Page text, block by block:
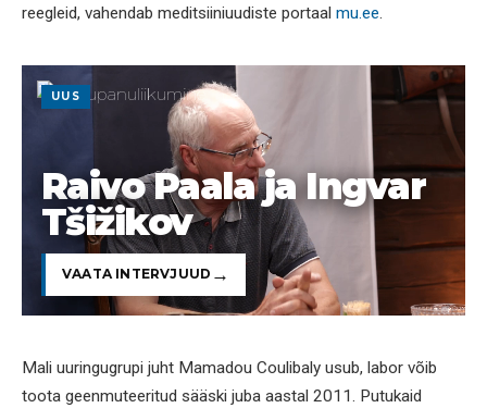
reegleid, vahendab meditsiiniuudiste portaal mu.ee.
UUS
Raivo Paala ja Ingvar
Tšižikov
VAATA INTERVJUUD
Mali uuringugrupi juht Mamadou Coulibaly usub, labor võib
toota geenmuteeritud sääski juba aastal 2011. Putukaid